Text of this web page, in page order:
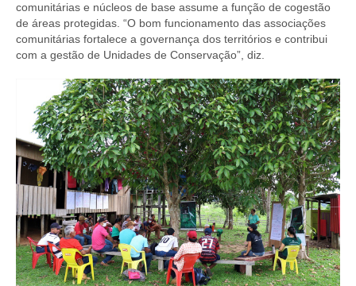
comunitárias e núcleos de base assume a função de cogestão
de áreas protegidas. “O bom funcionamento das associações
comunitárias fortalece a governança dos territórios e contribui
com a gestão de Unidades de Conservação”, diz.